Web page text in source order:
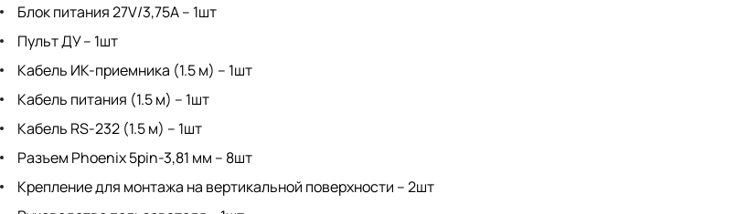
Блок питания 27V/3,75A – 1шт
Пульт ДУ – 1шт
Кабель ИК-приемника (1.5 м) – 1шт
Кабель питания (1.5 м) – 1шт
Кабель RS-232 (1.5 м) – 1шт
Разъем Phoenix 5pin-3,81 мм – 8шт
Крепление для монтажа на вертикальной поверхности – 2шт